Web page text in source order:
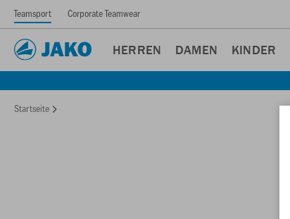
Teamsport Corporate Teamwear
HERREN DAMEN KINDER
Startseite